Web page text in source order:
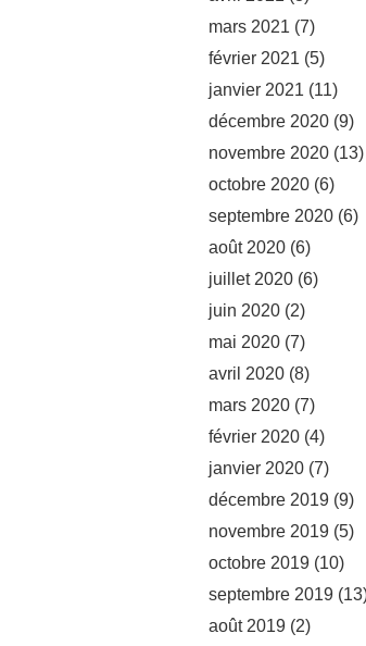
mars 2021 (7)
février 2021 (5)
janvier 2021 (11)
décembre 2020 (9)
novembre 2020 (13)
octobre 2020 (6)
septembre 2020 (6)
août 2020 (6)
juillet 2020 (6)
juin 2020 (2)
mai 2020 (7)
avril 2020 (8)
mars 2020 (7)
février 2020 (4)
janvier 2020 (7)
décembre 2019 (9)
novembre 2019 (5)
octobre 2019 (10)
septembre 2019
août 2019 (2)